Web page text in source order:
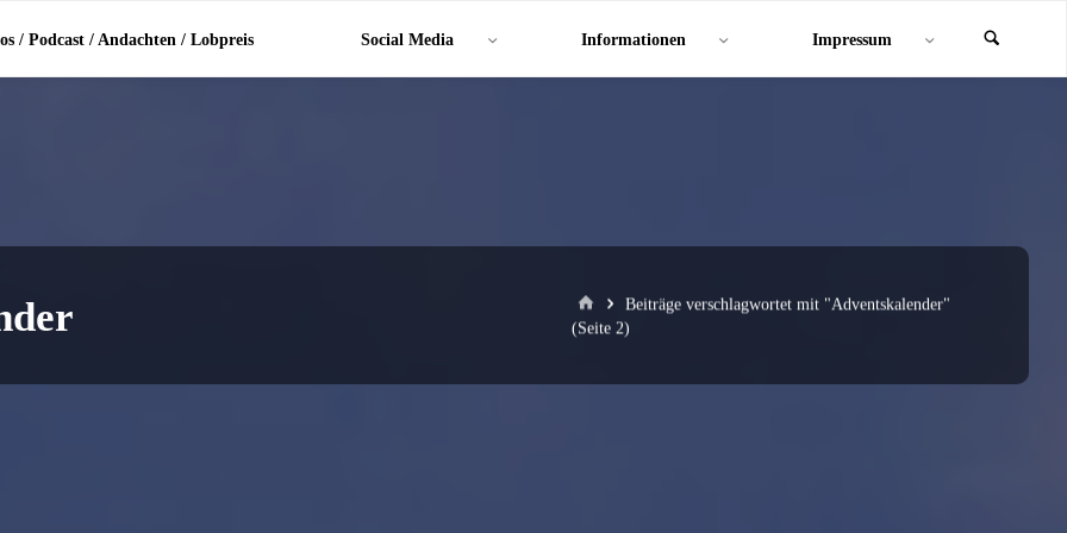
/ Podcast / Andachten / Lobpreis Social Media Informationen Impressum
StartBeiträge verschlagwortet mit "Adventskalender"
(Seite 2)